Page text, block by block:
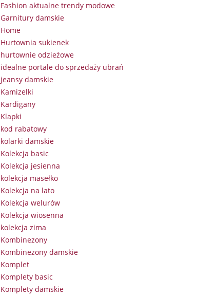
Fashion aktualne trendy modowe
Garnitury damskie
Home
Hurtownia sukienek
hurtownie odzieżowe
idealne portale do sprzedaży ubrań
jeansy damskie
Kamizelki
Kardigany
Klapki
kod rabatowy
kolarki damskie
Kolekcja basic
Kolekcja jesienna
kolekcja masełko
Kolekcja na lato
Kolekcja welurów
Kolekcja wiosenna
kolekcja zima
Kombinezony
Kombinezony damskie
Komplet
Komplety basic
Komplety damskie